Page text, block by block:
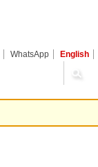
WhatsApp English